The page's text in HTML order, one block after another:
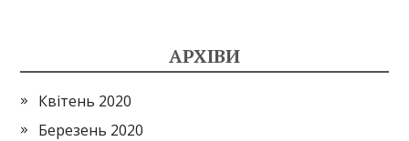
АРХІВИ
Квітень 2020
Березень 2020